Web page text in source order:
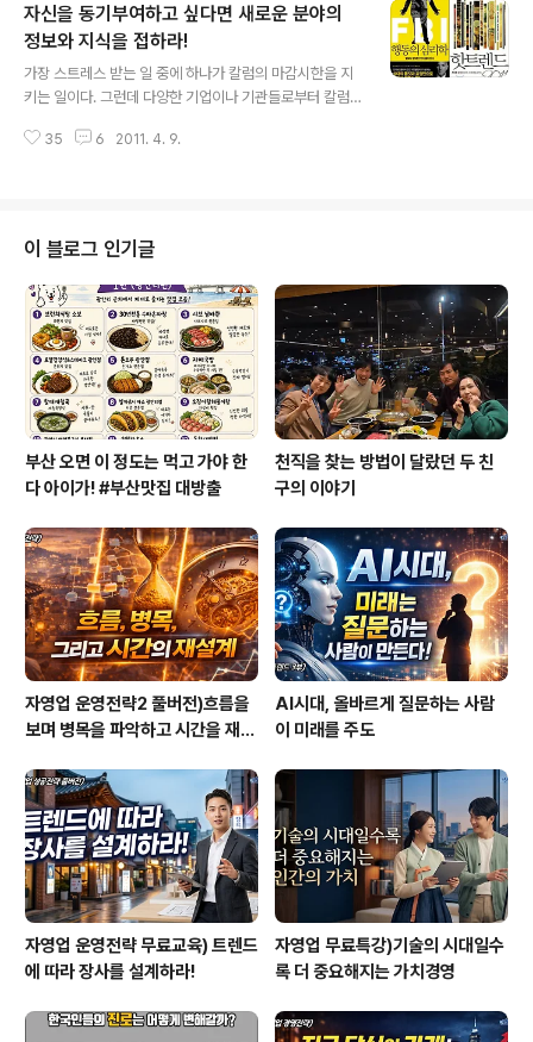
아쉬운 점이 있는데요. 이번 앱북은 사용자 친화적인, 사용
자가 짬짬이 콘텐츠를 접할 수 있는 실용적인 형태이기 때
문에 아주 유용하리라 생각합니다. 도서 판매가 정가가 13,
000원인데 비해 앱은 판매가가 1.99달러로 우리 돈으로
치자면 약 2200원 정도라 파격적이라고 말할 수 있을 정
도로 저렴한 가격이라고 볼 수 있습니다. 애플 앱으로 도서
자신을 동기부여하고 싶다면 새로운 분야의
정보와 지식을 접하라!
가장 스트레스 받는 일 중에 하나가 칼럼의 마감시한을 지
키는 일이다. 그런데 다양한 기업이나 기관들로부터 칼럼
많이 읽었다. 마감일에 압박감을 엄청 받으며 겨우겨우 마
험이었다. 강의 역시 몇 가지 주제로만 한정해서 하면 좋으
려면 내가 하는 강의 주제 범위는 상당히 넓다. 덕분에 너무
많은 주제를 다룬다고 강의 못하는 사람이 아니냐는 눈총
을 받기도 한다. 그러나 알아주는 분들은 어떤 강의주제라
도 소화할 수 있는 강사라고 봐준다^^ㅎ 그 덕분에 내가 해
야 할 공부 범위가 상당히 넓다-..
35 6 2011. 4. 9.
이 블로그 인기글
부산 오면 이 정도는 먹고 가야 한
다 아이가! #부산맛집 대방출
천직을 찾는 방법이 달랐던 두 친
구의 이야기
자영업 운영전략2 풀버전)흐름을
보며 병목을 파악하고 시간을 재설
AI시대, 올바르게 질문하는 사람
이 미래를 주도
자영업 운영전략 무료교육) 트렌드
에 따라 장사를 설계하라!
자영업 무료특강)기술의 시대일수
록 더 중요해지는 가치경영